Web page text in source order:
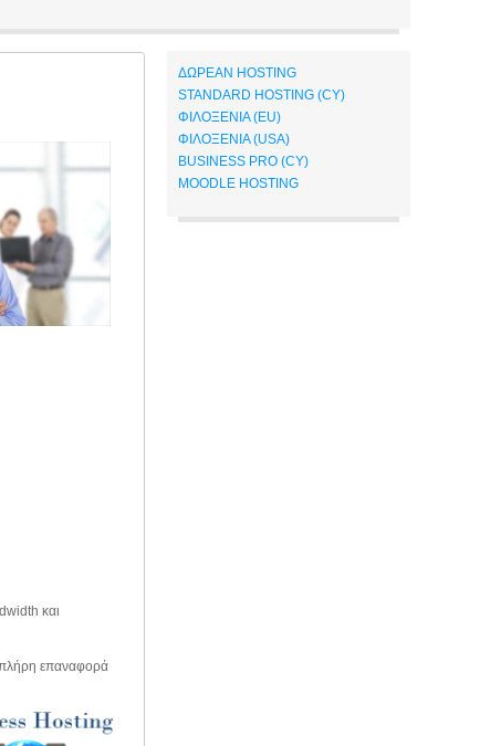
και
πλήρη επαναφορά
ΔΩΡΕΑΝ HOSTING
STANDARD HOSTING (CY)
ΦΙΛΟΞΕΝΙΑ (EU)
ΦΙΛΟΞΕΝΙΑ (USA)
BUSINESS PRO (CY)
MOODLE HOSTING